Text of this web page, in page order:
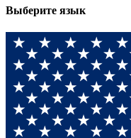
Выберите язык